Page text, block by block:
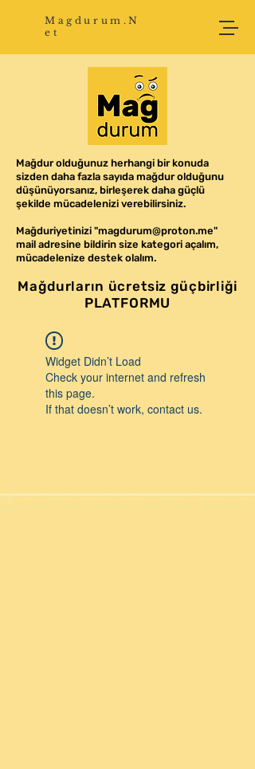
Magdurum.N
et
Mağdur olduğunuz herhangi bir konuda
sizden daha fazla sayıda mağdur olduğunu
düşünüyorsanız, birleşerek daha güçlü
şekilde mücadelenizi verebilirsiniz.
Mağduriyetinizi "magdurum@proton.me"
mail adresine bildirin size kategori açalım,
mücadelenize destek olalım.
Mağdurların ücretsiz güçbirliği
PLATFORMU
Widget Didn’t Load
Check your internet and refresh
this page.
If that doesn’t work, contact us.